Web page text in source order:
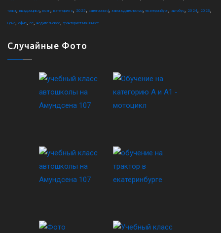
тракт, квадроцикл, коап, категория c, 2025, категория d, законодательство, екатеринбург, автобус, 2024, 2023,
цена, офис, ce, водительское, тракторист-машинист
Случайные Фото